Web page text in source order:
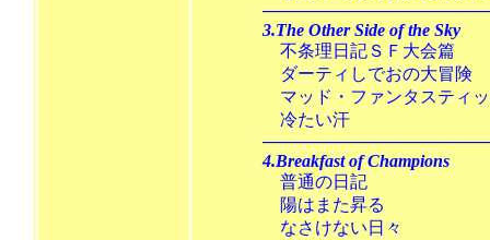
3.The Other Side of the Sky
不条理日記Ｓ
ダーティしでお
マッド・ファンタスティッ
冷たい
4.Breakfast of Champions
普通の日
陽はまた
なさけない